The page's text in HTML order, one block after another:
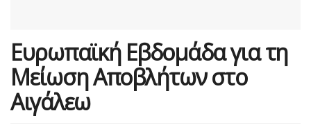
Ευρωπαϊκή Εβδομάδα για τη
Μείωση Αποβλήτων στο
Αιγάλεω